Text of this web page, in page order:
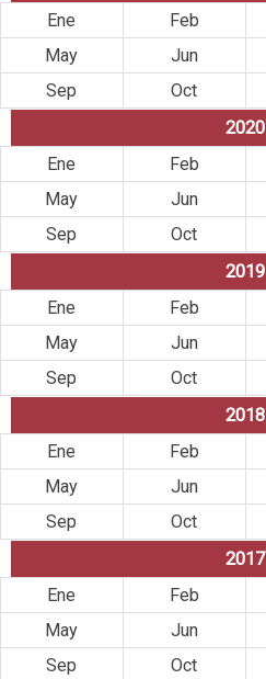
Ene
Feb
May
Jun
Sep
Oct
2020
Ene
Feb
May
Jun
Sep
Oct
2019
Ene
Feb
May
Jun
Sep
Oct
2018
Ene
Feb
May
Jun
Sep
Oct
2017
Ene
Feb
May
Jun
Sep
Oct